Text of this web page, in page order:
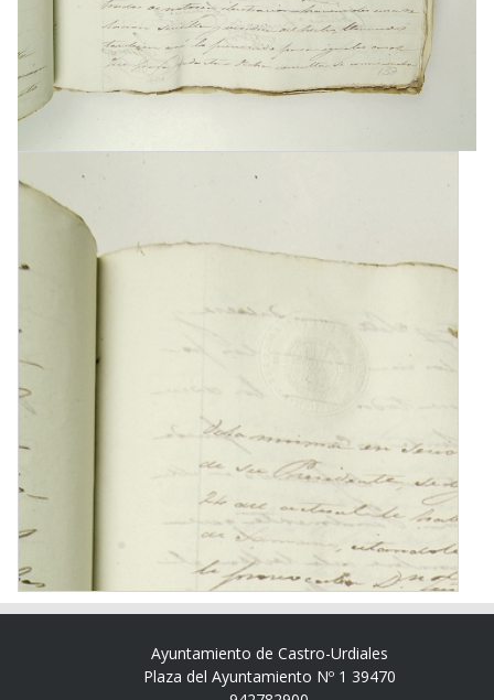
Ayuntamiento de Castro-Urdiales
Plaza del Ayuntamiento Nº 1 39470